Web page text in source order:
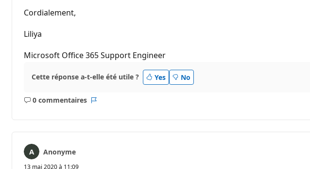
Cordialement,
Liliya
Microsoft Office 365 Support Engineer
Cette réponse a-t-elle été utile ? Yes No
0 commentaires
Aucun
Anonyme
13 mai 2020 à 11:09